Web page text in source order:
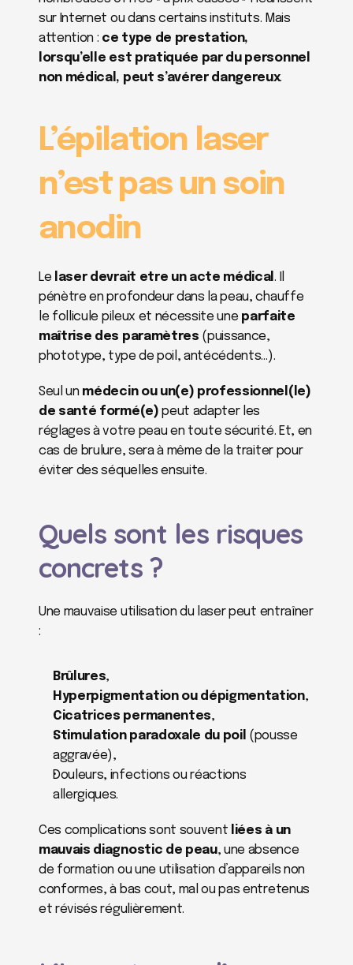
sur Internet ou dans certains instituts. Mais
attention : ce type de prestation,
lorsqu’elle est pratiquée par du personnel
non médical, peut s’avérer dangereux.
L’épilation laser
n’est pas un soin
anodin
Le laser devrait etre un acte médical. Il
pénètre en profondeur dans la peau, chauffe
le follicule pileux et nécessite une parfaite
maîtrise des paramètres (puissance,
phototype, type de poil, antécédents…).
Seul un médecin ou un(e) professionnel(le)
de santé formé(e) peut adapter les
réglages à votre peau en toute sécurité. Et, en
cas de brulure, sera à même de la traiter pour
éviter des séquelles ensuite.
Quels sont les risques
concrets ?
Une mauvaise utilisation du laser peut entraîner
:
Brûlures,
Hyperpigmentation ou dépigmentation,
Cicatrices permanentes,
Stimulation paradoxale du poil (pousse
aggravée),
Douleurs, infections ou réactions
allergiques.
Ces complications sont souvent liées à un
mauvais diagnostic de peau, une absence
de formation ou une utilisation d’appareils non
conformes, à bas cout, mal ou pas entretenus
et révisés régulièrement.